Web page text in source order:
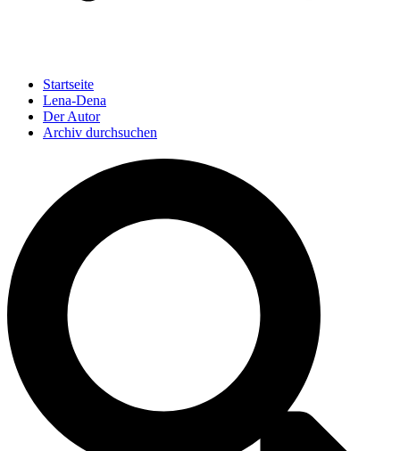
Startseite
Lena-Dena
Der Autor
Archiv durchsuchen